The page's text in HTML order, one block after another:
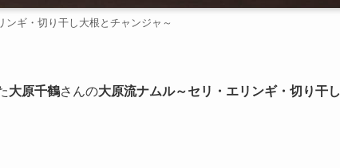
ンギ・切り干し大根とチャンジャ～
大原千鶴さんの大原流ナムル～セリ・エリンギ・切り干し